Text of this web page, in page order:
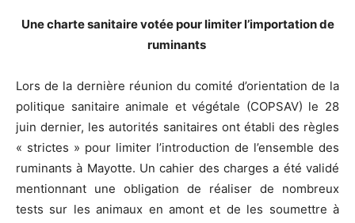
Une charte sanitaire votée pour limiter l’importation de
ruminants
Lors de la dernière réunion du comité d’orientation de la
politique sanitaire animale et végétale (COPSAV) le 28
juin dernier, les autorités sanitaires ont établi des règles
« strictes » pour limiter l’introduction de l’ensemble des
ruminants à Mayotte. Un cahier des charges a été validé
mentionnant une obligation de réaliser de nombreux
tests sur les animaux en amont et de les soumettre à